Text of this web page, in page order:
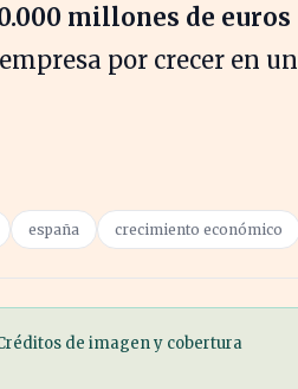
millones de euros
por crecer en un
españa crecimiento económico
de imagen y cobertura